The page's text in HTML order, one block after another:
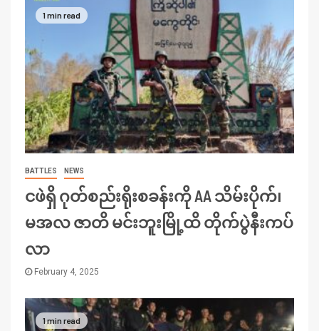
1 min read
BATTLES NEWS
ငဖဲရှိ ဂုတ်စည်းရိုးစခန်းကို AA သိမ်းပိုက်၊
မအလ ဇာတိ မင်းဘူးမြို့ထိ တိုက်ပွဲနီးကပ်
လာ
February 4, 2025
1 min read